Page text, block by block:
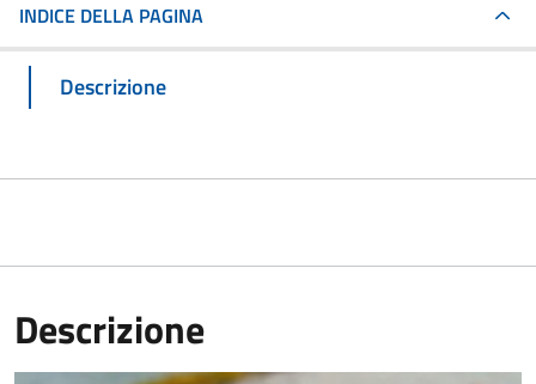
INDICE DELLA PAGINA
Descrizione
Descrizione